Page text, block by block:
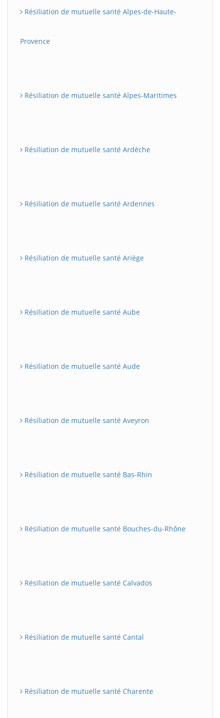
Résiliation de mutuelle santé Alpes-de-Haute-
Provence
Résiliation de mutuelle santé Alpes-Maritimes
Résiliation de mutuelle santé Ardèche
Résiliation de mutuelle santé Ardennes
Résiliation de mutuelle santé Ariège
Résiliation de mutuelle santé Aube
Résiliation de mutuelle santé Aude
Résiliation de mutuelle santé Aveyron
Résiliation de mutuelle santé Bas-Rhin
Résiliation de mutuelle santé Bouches-du-Rhône
Résiliation de mutuelle santé Calvados
Résiliation de mutuelle santé Cantal
Résiliation de mutuelle santé Charente